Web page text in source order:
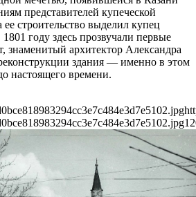
представителей купеческой
строительство выделил купец
году здесь прозвучали первые
знаменитый архитектор Александра
здания — именно в этом
настоящего времени.